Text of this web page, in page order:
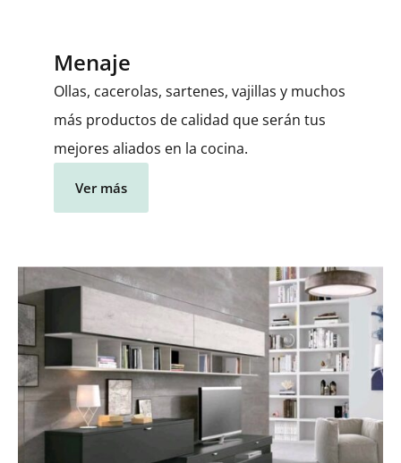
Menaje
Ollas, cacerolas, sartenes, vajillas y muchos
más productos de calidad que serán tus
mejores aliados en la cocina.
Ver más